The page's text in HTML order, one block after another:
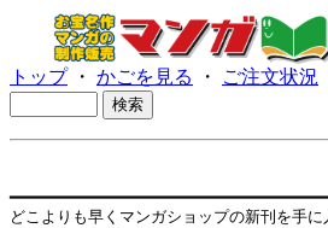
トップ・ かごを見る ・ ご注文状況
どこよりも早くマンガショップの新刊を手に